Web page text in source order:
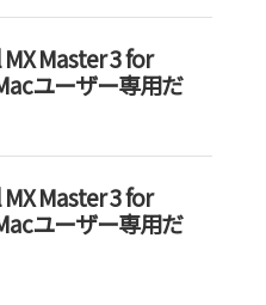
Master 3 for
ユーザー専用だ
Master 3 for
ユーザー専用だ